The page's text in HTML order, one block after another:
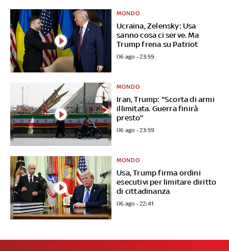
Ucraina, Zelensky: Usa
sanno cosa ci serve. Ma
Trump frena su Patriot
MONDO
06 ago - 23:59
Iran, Trump: "Scorta di armi
illimitata. Guerra finirà
presto"
MONDO
06 ago - 23:59
Usa, Trump firma ordini
esecutivi per limitare diritto
di cittadinanza
MONDO
06 ago - 22:41